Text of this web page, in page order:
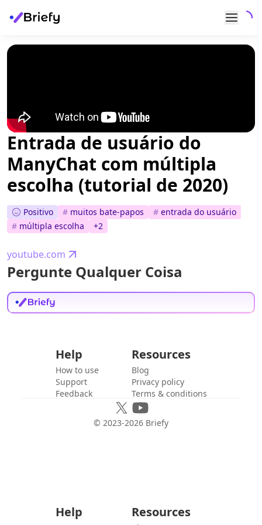
Entrada de usuário do
ManyChat com múltipla
escolha (tutorial de 2020)
Positivo # muitos bate-papos # entrada do usuário
# múltipla escolha +2
youtube.com
Pergunte Qualquer Coisa
Help
How to use
Support
Feedback
Resources
Blog
Privacy policy
Terms & conditions
© 2023-2026 Briefy
Help Resources